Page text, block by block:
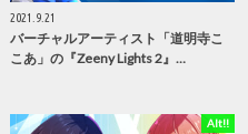
2021.9.21
バーチャルアーティスト「道明寺こ
こあ」の『Zeeny Lights 2』…
Alt!!